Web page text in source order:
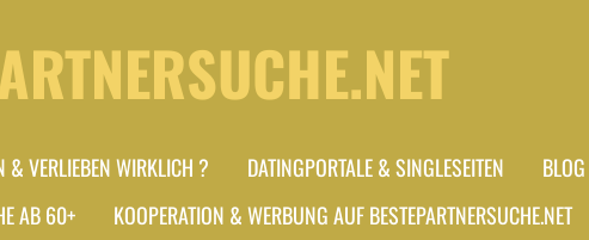
& VERLIEBEN WIRKLICH ? DATINGPORTALE & SINGLESEITEN
AB 60+ KOOPERATION & WERBUNG AUF BESTEPARTNERSUCHE.NET